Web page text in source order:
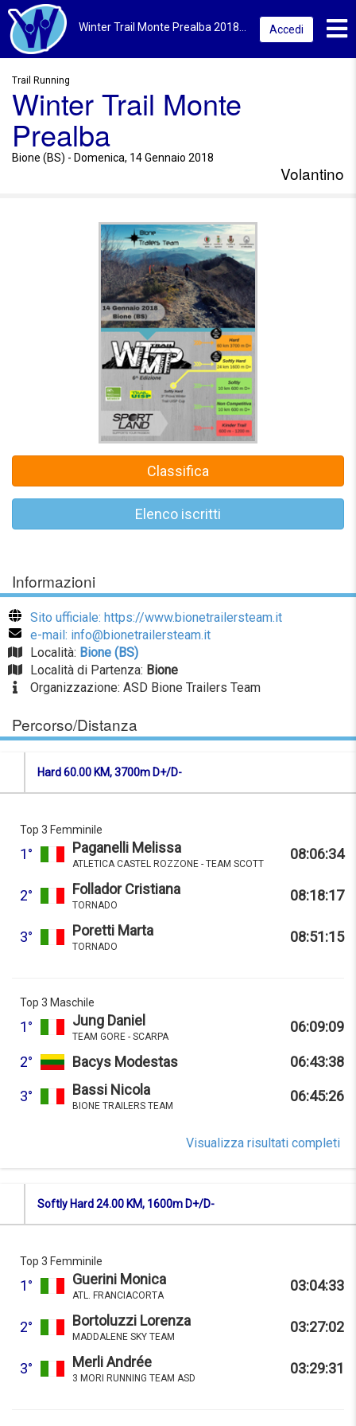
Accedi
Trail Running
Winter Trail Monte
Prealba
Bione (BS) - Domenica, 14 Gennaio 2018
Volantino
Informazioni
Sito ufficiale: https://www.bionetrailersteam.it
e-mail: info@bionetrailersteam.it
Località: Bione (BS)
Località di Partenza: Bione
Organizzazione: ASD Bione Trailers Team
Percorso/Distanza
Hard 60.00 KM, 3700m D+/D-
Top 3 Femminile
1° Paganelli Melissa
ATLETICA CASTEL ROZZONE - TEAM SCOTT
08:06:34
2° Follador Cristiana
TORNADO
08:18:17
3° Poretti Marta
TORNADO
08:51:15
Top 3 Maschile
1° Jung Daniel
TEAM GORE - SCARPA
06:09:09
2° Bacys Modestas 06:43:38
3° Bassi Nicola
BIONE TRAILERS TEAM
06:45:26
Visualizza risultati completi
Softly Hard 24.00 KM, 1600m D+/D-
Top 3 Femminile
1° Guerini Monica
ATL. FRANCIACORTA
03:04:33
2° Bortoluzzi Lorenza
MADDALENE SKY TEAM
03:27:02
3° Merli Andrée
3 MORI RUNNING TEAM ASD
03:29:31
Classifica
Elenco iscritti